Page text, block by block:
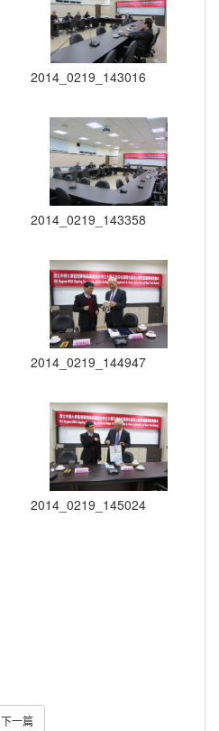
2014_0219_143016
2014_0219_143358
2014_0219_144947
2014_0219_145024
下一篇